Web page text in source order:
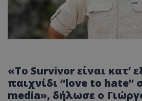
«Το Survivor είναι κατ’
παιχνίδι “love to hate”
media», δήλωσε ο